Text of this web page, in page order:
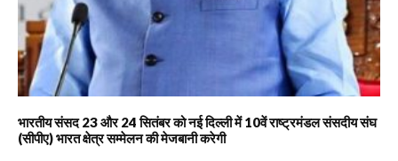
भारतीय संसद 23 और 24 सितंबर को नई दिल्ली में 10वें राष्ट्रमंडल संसदीय संघ
(सीपीए) भारत क्षेत्र सम्मेलन की मेजबानी करेगी